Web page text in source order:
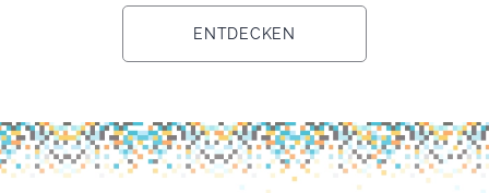
ENTDECKEN